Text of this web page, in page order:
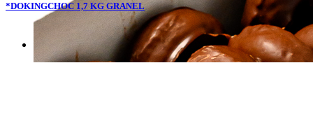
*DOKINGCHOC 1,7 KG GRANEL